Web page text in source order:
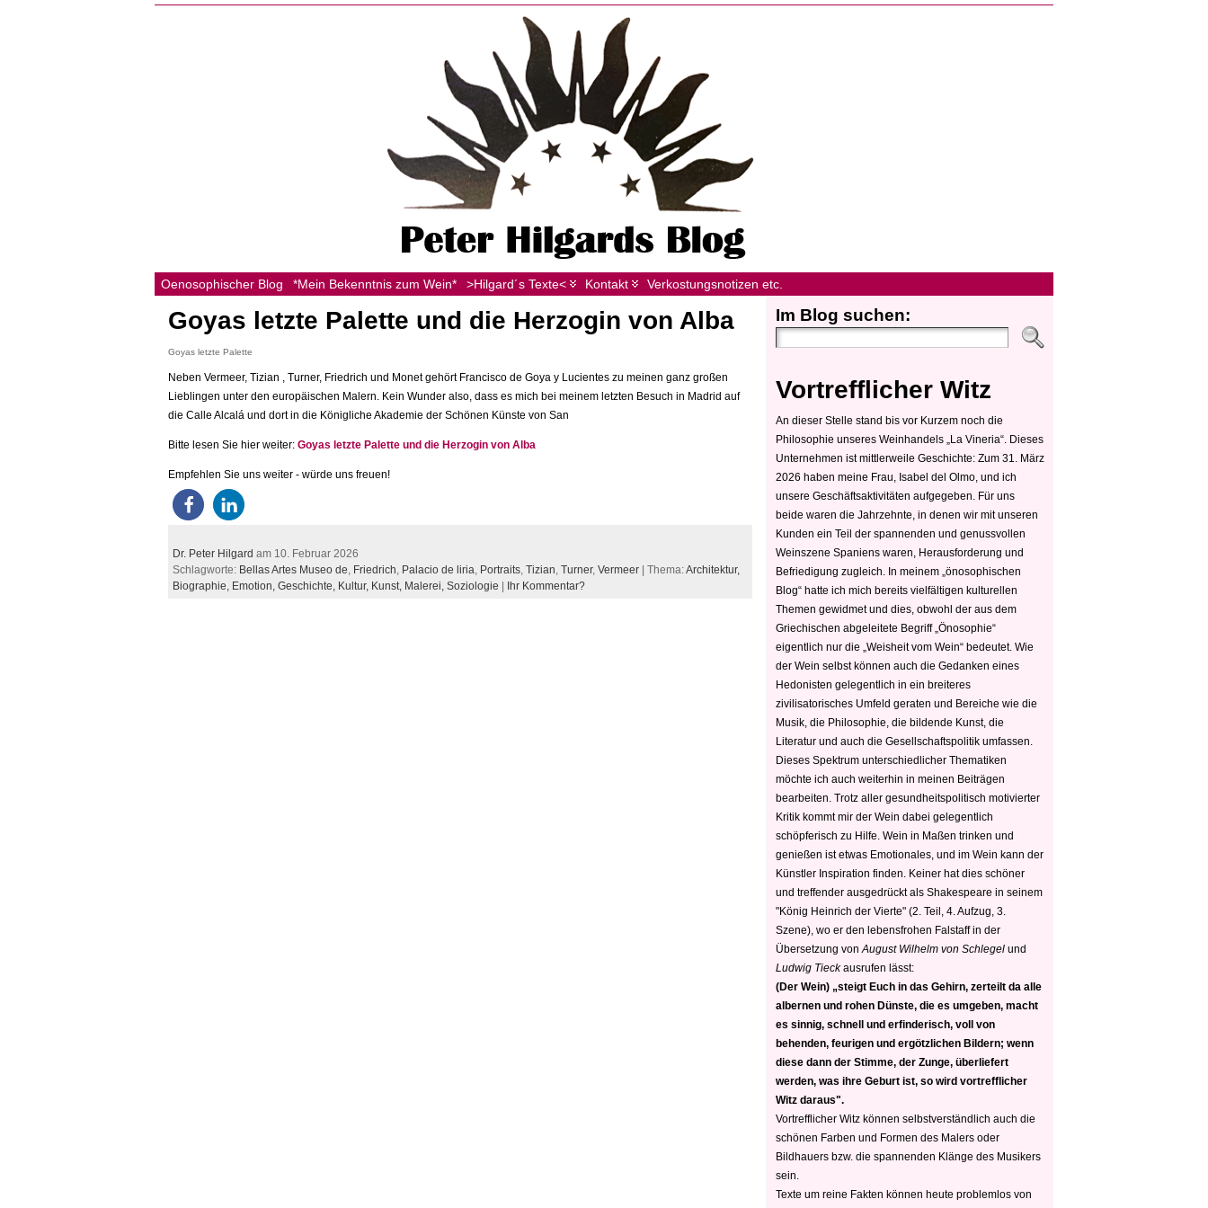
Oenosophischer Blog *Mein Bekenntnis zum Wein* >Hilgard´s Texte< Kontakt Verkostungsnotizen etc.
Goyas letzte Palette und die Herzogin von Alba
Goyas letzte Palette
Neben Vermeer, Tizian , Turner, Friedrich und Monet gehört Francisco de Goya y Lucientes zu meinen ganz großen
Lieblingen unter den europäischen Malern. Kein Wunder also, dass es mich bei meinem letzten Besuch in Madrid auf
die Calle Alcalá und dort in die Königliche Akademie der Schönen Künste von San
Bitte lesen Sie hier weiter: Goyas letzte Palette und die Herzogin von Alba
Empfehlen Sie uns weiter - würde uns freuen!
Dr. Peter Hilgard am 10. Februar 2026
Schlagworte: Bellas Artes Museo de Friedrich Palacio de liria Portraits Tizian Turner, Vermeer | Thema:Architektur,
Biographie, Emotion, Geschichte, Kultur, Kunst, Malerei, Soziologie | Ihr Kommentar?
Im Blog suchen:
Vortrefflicher Witz
An dieser Stelle stand bis vor Kurzem noch die
Philosophie unseres Weinhandels „La Vineria“. Dieses
Unternehmen ist mittlerweile Geschichte: Zum 31. März
2026 haben meine Frau, Isabel del Olmo, und ich
unsere Geschäftsaktivitäten aufgegeben. Für uns
beide waren die Jahrzehnte, in denen wir mit unseren
Kunden ein Teil der spannenden und genussvollen
Weinszene Spaniens waren, Herausforderung und
Befriedigung zugleich. In meinem „önosophischen
Blog“ hatte ich mich bereits vielfältigen kulturellen
Themen gewidmet und dies, obwohl der aus dem
Griechischen abgeleitete Begriff „Önosophie“
eigentlich nur die „Weisheit vom Wein“ bedeutet. Wie
der Wein selbst können auch die Gedanken eines
Hedonisten gelegentlich in ein breiteres
zivilisatorisches Umfeld geraten und Bereiche wie die
Musik, die Philosophie, die bildende Kunst, die
Literatur und auch die Gesellschaftspolitik umfassen.
Dieses Spektrum unterschiedlicher Thematiken
möchte ich auch weiterhin in meinen Beiträgen
bearbeiten. Trotz aller gesundheitspolitisch motivierter
Kritik kommt mir der Wein dabei gelegentlich
schöpferisch zu Hilfe. Wein in Maßen trinken und
genießen ist etwas Emotionales, und im Wein kann der
Künstler Inspiration finden. Keiner hat dies schöner
und treffender ausgedrückt als Shakespeare in seinem
"König Heinrich der Vierte" (2. Teil, 4. Aufzug, 3.
Szene), wo er den lebensfrohen Falstaff in der
Übersetzung von August Wilhelm von Schlegel und
Ludwig Tieckausrufen lässt:
(Der Wein) „steigt Euch in das Gehirn, zerteilt da alle
albernen und rohen Dünste, die es umgeben, macht
es sinnig, schnell und erfinderisch, voll von
behenden, feurigen und ergötzlichen Bildern; wenn
diese dann der Stimme, der Zunge, überliefert
werden, was ihre Geburt ist, so wird vortrefflicher
Witz daraus".
Vortrefflicher Witz können selbstverständlich auch die
schönen Farben und Formen des Malers oder
Bildhauers bzw. die spannenden Klänge des Musikers
sein.
Texte um reine Fakten können heute problemlos von